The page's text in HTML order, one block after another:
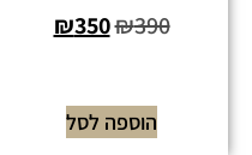
₪390
₪350
הוספה לסל